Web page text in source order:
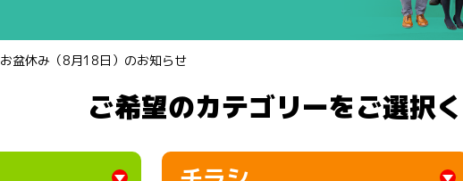
お盆休み（8月18日）のお知らせ
ご希望のカテゴリーをご選択